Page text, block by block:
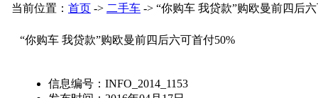
当前位置： 首页 -> 二手车 -> “你购车 我贷款”购欧曼前四后
“你购车 我贷款”购欧曼前四后六可首付50%
信息编号： INFO_2014_1153